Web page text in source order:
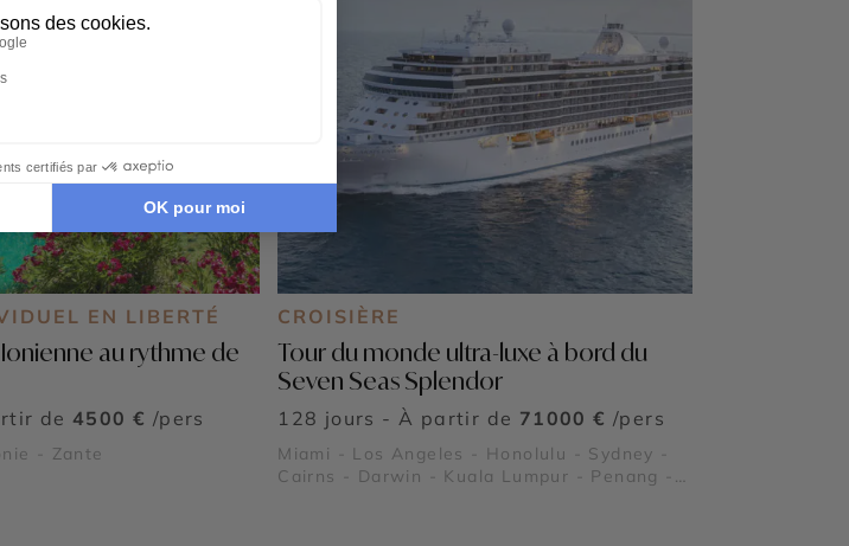
EN LIBERTÉ
au rythme de
de 4500 € /pers
- Zante
CROISIÈRE
Tour du monde ultra-luxe à bord du
Seven Seas Splendor
128 jours - À partir de 71000 € /pers
Miami - Los Angeles - Honolulu - Sydney -
Cairns - Darwin - Kuala Lumpur - Penang -